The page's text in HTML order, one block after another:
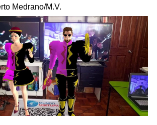
Medrano/M.V.